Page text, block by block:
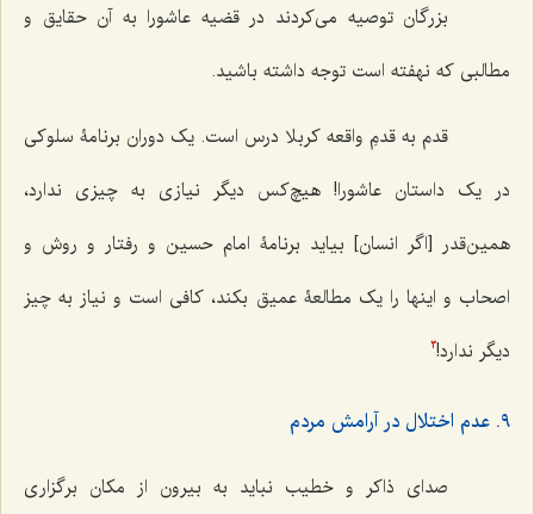
بزرگان توصیه می‌کردند در قضیه عاشورا به آن حقایق و
مطالبی که نهفته است توجه داشته باشید.
قدم به قدمِ واقعه کربلا درس است. یک دوران برنامۀ سلوکی
در یک داستان عاشورا! هیچ‌کس دیگر نیازی به چیزی ندارد،
همین‌قدر [اگر انسان] بیاید برنامۀ امام حسین و رفتار و روش و
اصحاب و اینها را یک مطالعۀ عمیق بکند، کافی است و نیاز به چیز
دیگر ندارد!3
٩. عدم اختلال در آرامش مردم
صدای ذاکر و خطیب نباید به بیرون از مکان برگزاری